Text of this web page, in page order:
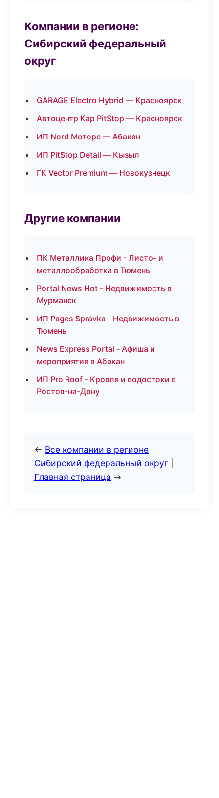
Компании в регионе:
Сибирский федеральный
округ
GARAGE Electro Hybrid — Красноярск
Автоцентр Кар PitStop — Красноярск
ИП Nord Моторс — Абакан
ИП PitStop Detail — Кызыл
ГК Vector Premium — Новокузнецк
Другие компании
ПК Металлика Профи - Листо- и
металлообработка в Тюмень
Portal News Hot - Недвижимость в
Мурманск
ИП Pages Spravka - Недвижимость в
Тюмень
News Express Portal - Афиша и
мероприятия в Абакан
ИП Pro Roof - Кровля и водостоки в
Ростов-на-Дону
← Все компании в регионе
Сибирский федеральный округ
Главная страница →